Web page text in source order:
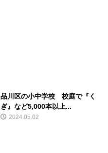
品川区の小中学校 校庭で『く
ぎ』など5,000本以上...
2024.05.02